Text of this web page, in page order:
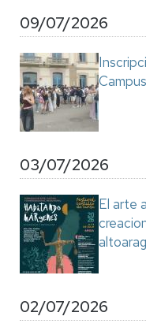
09/07/2026
03/07/2026
El arte
02/07/2026